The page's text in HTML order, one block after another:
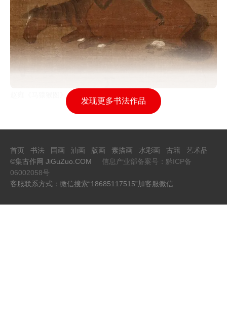
赵雍《马猿猴图》
发现更多书法作品
首页 书法 国画 油画 版画 素描画 水彩画 古籍
艺术品
©集古作网 JiGuZuo.COM
信息产业部备案号：黔ICP备
06002058号
客服联系方式：微信搜索“18685117515”加客服微信